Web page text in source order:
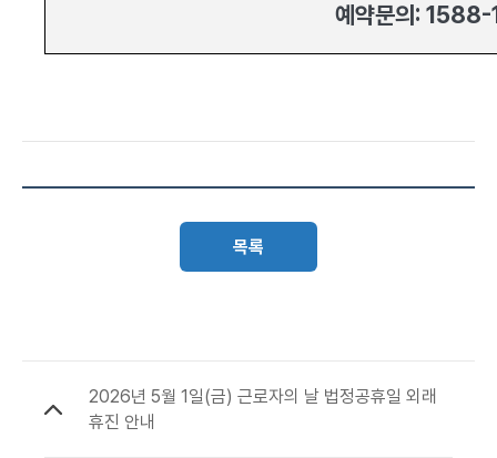
예약문의:
목록
2026년 5월 1일(금) 근로자의 날 법정공휴일 외래
휴진 안내